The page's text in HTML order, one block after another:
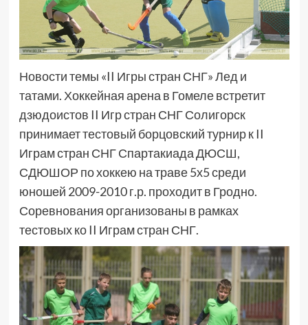
Новости темы «II Игры стран СНГ» Лед и
татами. Хоккейная арена в Гомеле встретит
дзюдоистов II Игр стран СНГ Солигорск
принимает тестовый борцовский турнир к II
Играм стран СНГ Спартакиада ДЮСШ,
СДЮШОР по хоккею на траве 5х5 среди
юношей 2009-2010 г.р. проходит в Гродно.
Соревнования организованы в рамках
тестовых ко II Играм стран СНГ.